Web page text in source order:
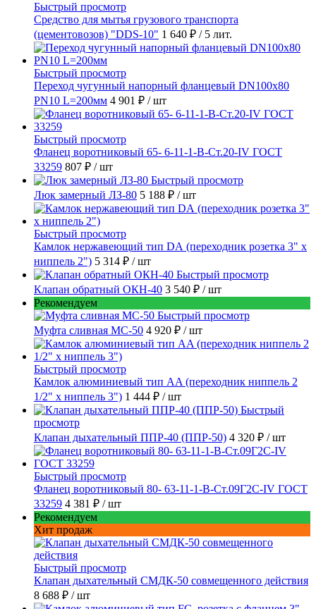
Быстрый просмотр
Средство для мытья грузового транспорта
(цементовозов) "DDS-10" 1 640 ₽ / 5 лит.
Быстрый просмотр
Переход чугунный напорный фланцевый DN100х80
PN10 L=200мм 4 901 ₽ / шт
Быстрый просмотр
Фланец воротниковый 65- 6-11-1-B-Ст.20-IV ГОСТ
33259 807 ₽ / шт
Быстрый просмотр
Люк замерный ЛЗ-80 5 188 ₽ / шт
Быстрый просмотр
Камлок нержавеющий тип DА (переходник розетка 3" х
ниппель 2") 5 314 ₽ / шт
Быстрый просмотр
Клапан обратный ОКН-40 3 540 ₽ / шт
Рекомендуем
Быстрый просмотр
Муфта сливная МС-50 4 920 ₽ / шт
Быстрый просмотр
Камлок алюминиевый тип AA (переходник ниппель 2
1/2" х ниппель 3") 1 444 ₽ / шт
Быстрый
просмотр
Клапан дыхательный ППР-40 (ППР-50) 4 320 ₽ / шт
Быстрый просмотр
Фланец воротниковый 80- 63-11-1-B-Ст.09Г2С-IV ГОСТ
33259 4 381 ₽ / шт
Рекомендуем
Хит продаж
Быстрый просмотр
Клапан дыхательный СМДК-50 совмещенного действия
8 688 ₽ / шт